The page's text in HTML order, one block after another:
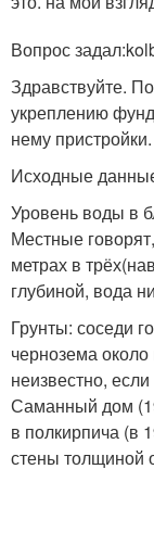
Вопрос
Здравствуйте.
укреплению
нему пристройки.
Исходные
Уровень воды в
Местные
метрах в
глубиной, вода
Грунты: соседи
чернозема
неизвестно,
Саманный дом
в полкирпича (в
стены толщиной